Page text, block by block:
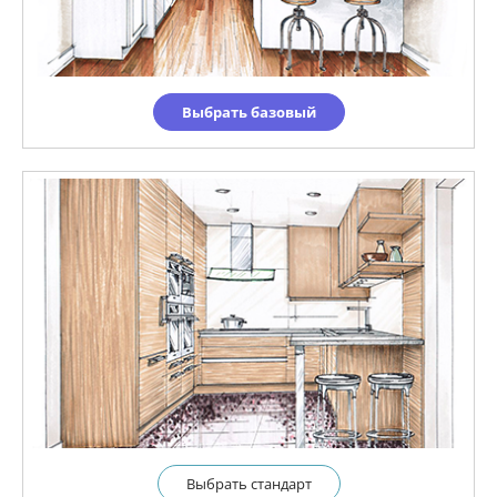
Выбрать базовый
Выбрать cтандарт